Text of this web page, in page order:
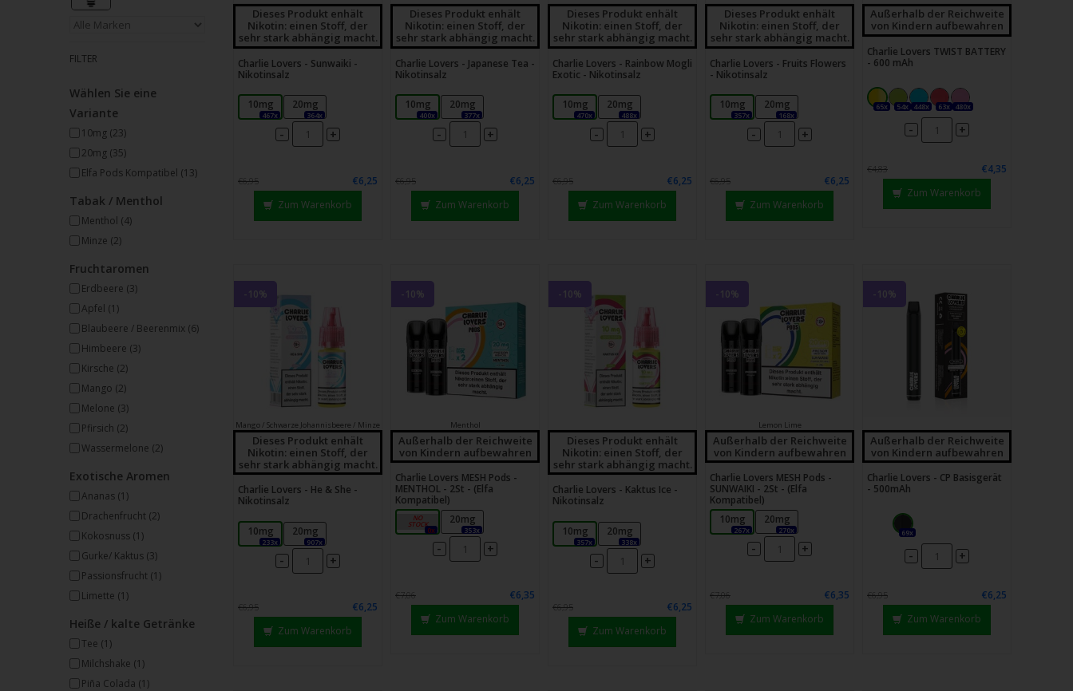
Streichgesten
verwenden.
FILTER
Wählen Sie eine
Variante
10mg (23)
20mg (35)
Elfa Pods Kompatibel (13)
Tabak / Menthol
Menthol (4)
Minze (2)
Fruchtaromen
Erdbeere (3)
Apfel (1)
Blaubeere / Beerenmix (6)
Himbeere (3)
Kirsche (2)
Mango (2)
Melone (3)
Pfirsich (2)
Wassermelone (2)
Exotische Aromen
Ananas (1)
Drachenfrucht (2)
Kokosnuss (1)
Gurke/ Kaktus (3)
Passionsfrucht (1)
Limette (1)
Heiße / kalte Getränke
Tee (1)
Milchshake (1)
Piña Colada (1)
Dieses Produkt enhält
Nikotin: einen Stoff, der
sehr stark abhängig macht.
Charlie Lovers - Sunwaiki -
Nikotinsalz
10mg
467x
20mg
364x
- +
€6,95
€6,25
Zum Warenkorb
Dieses Produkt enhält
Nikotin: einen Stoff, der
sehr stark abhängig macht.
Charlie Lovers - Japanese Tea -
Nikotinsalz
10mg
400x
20mg
377x
- +
€6,95
€6,25
Zum Warenkorb
Dieses Produkt enhält
Nikotin: einen Stoff, der
sehr stark abhängig macht.
Charlie Lovers - Rainbow Mogli
Exotic - Nikotinsalz
10mg
470x
20mg
488x
- +
€6,95
€6,25
Zum Warenkorb
Dieses Produkt enhält
Nikotin: einen Stoff, der
sehr stark abhängig macht.
Charlie Lovers - Fruits Flowers
- Nikotinsalz
10mg
357x
20mg
168x
- +
€6,95
€6,25
Zum Warenkorb
Außerhalb der Reichweite
von Kindern aufbewahren
Charlie Lovers TWIST BATTERY
- 600 mAh
65x 54x 448x 63x 480x
- +
€4,83
€4,35
Zum Warenkorb
-10%
Mango / Schwarze Johannisbeere / Minze
Dieses Produkt enhält
Nikotin: einen Stoff, der
sehr stark abhängig macht.
Charlie Lovers - He & She -
Nikotinsalz
10mg
233x
20mg
907x
- +
€6,95
€6,25
Zum Warenkorb
-10%
Menthol
Außerhalb der Reichweite
von Kindern aufbewahren
Charlie Lovers MESH Pods -
MENTHOL - 2St - (Elfa
Kompatibel)
10mg
0x
20mg
353x
- +
€7,06
€6,35
Zum Warenkorb
-10%
Dieses Produkt enhält
Nikotin: einen Stoff, der
sehr stark abhängig macht.
Charlie Lovers - Kaktus Ice -
Nikotinsalz
10mg
357x
20mg
338x
- +
€6,95
€6,25
Zum Warenkorb
-10%
Lemon Lime
Außerhalb der Reichweite
von Kindern aufbewahren
Charlie Lovers MESH Pods -
SUNWAIKI - 2St - (Elfa
Kompatibel)
10mg
267x
20mg
270x
- +
€7,06
€6,35
Zum Warenkorb
-10%
Außerhalb der Reichweite
von Kindern aufbewahren
Charlie Lovers - CP Basisgerät
- 500mAh
69x
- +
€6,95
€6,25
Zum Warenkorb